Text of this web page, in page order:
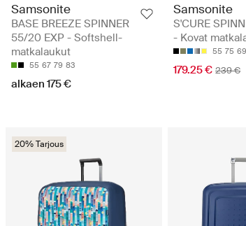
Samsonite
BASE BREEZE SPINNER
55/20 EXP - Softshell-
matkalaukut
55 67 79 83
alkaen 175 €
Samsonite
S'CURE
- Kovat
55 75 69
179.25 € 239 €
20% Tarjous